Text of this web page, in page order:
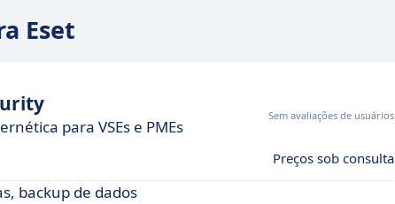
Eset
para VSEs e PMEs
Sem avaliações de usuários
Preços sob consulta
backup de dados